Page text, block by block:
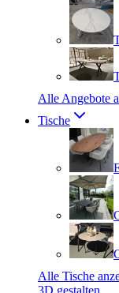
Alle Angebote
Tische
Alle Tische
3D gestalten